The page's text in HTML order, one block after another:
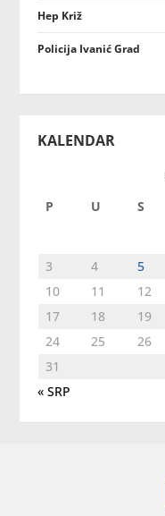
Hep Križ
Policija Ivanić Grad
KALENDAR
P U S
3
4 5
10
11 12
17
18 19
24
25 26
31
« SRP